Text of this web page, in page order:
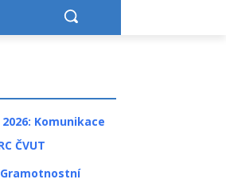
Komunikace
ČVUT
Gramotnostní